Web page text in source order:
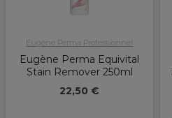
Eugène Perma Professionnel
Eugène Perma Equivital
Stain Remover 250ml
22,50 €